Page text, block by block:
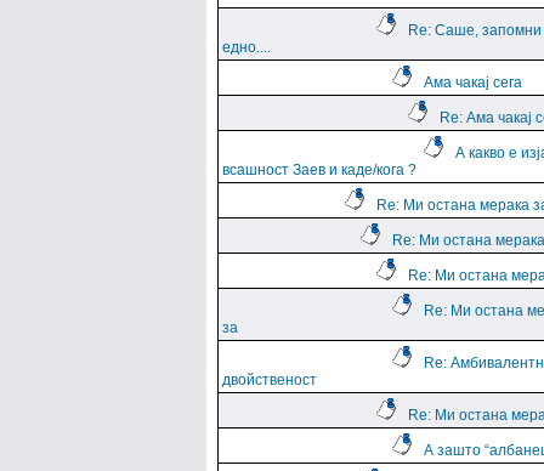
Re: Саше, запомни
едно....
Ама чакај сега
Re: Ама чакај
А какво е
всашност Заев и каде/кога ?
Re: Ми остана мерака
Re: Ми остана
Re: Ми остана
Re: Ми остана
за
Re:
двойственост
Re: Ми остана
А зашто